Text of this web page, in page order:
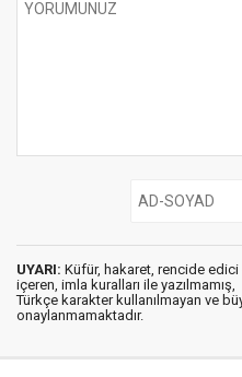
UYARI: Küfür, hakaret, rencide edici
içeren, imla kuralları ile yazılmamış,
Türkçe karakter kullanılmayan ve
onaylanmamaktadır.